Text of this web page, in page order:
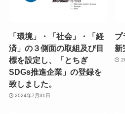
「環境」・「社会」・「経
済」の３側面の取組及び目
標を設定し、「とちぎ
SDGs推進企業」の登録を
致しました。
2024年7月31日
プ
新